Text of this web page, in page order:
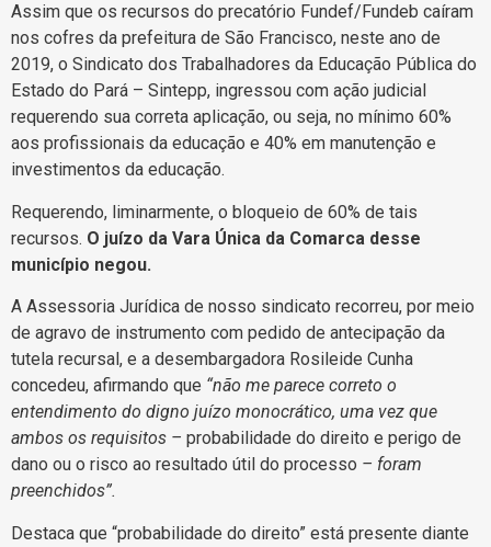
Assim que os recursos do precatório Fundef/Fundeb caíram
nos cofres da prefeitura de São Francisco, neste ano de
2019, o Sindicato dos Trabalhadores da Educação Pública do
Estado do Pará – Sintepp, ingressou com ação judicial
requerendo sua correta aplicação, ou seja, no mínimo 60%
aos profissionais da educação e 40% em manutenção e
investimentos da educação.
Requerendo, liminarmente, o bloqueio de 60% de tais
recursos. O juízo da Vara Única da Comarca desse
município negou.
A Assessoria Jurídica de nosso sindicato recorreu, por meio
de agravo de instrumento com pedido de antecipação da
tutela recursal, e a desembargadora Rosileide Cunha
concedeu, afirmando que “não me parece correto o
entendimento do digno juízo monocrático, uma vez que
ambos os requisitos – probabilidade do direito e perigo de
dano ou o risco ao resultado útil do processo – foram
preenchidos”.
Destaca que “probabilidade do direito” está presente diante